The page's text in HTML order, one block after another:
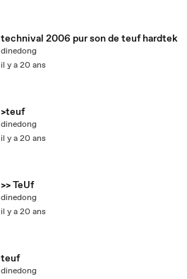
technival 2006 pur son de teuf hardtek
dinedong
il y a 20 ans
>teuf
dinedong
il y a 20 ans
>> TeUf
dinedong
il y a 20 ans
teuf
dinedong